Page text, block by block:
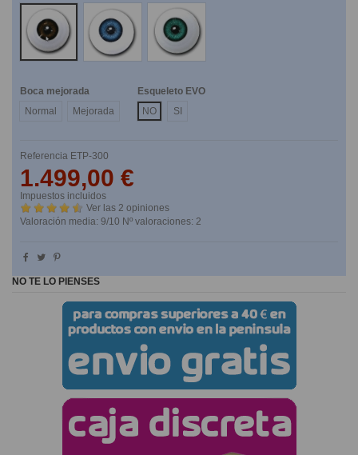
Marrones
Azules Verdes
Boca mejorada
Normal
Mejorada
Esqueleto EVO
NO
SI
Referencia ETP-300
1.499,00 €
Impuestos incluidos
Ver las 2 opiniones
Valoración media: 9/10 Nº valoraciones: 2
NO TE LO PIENSES